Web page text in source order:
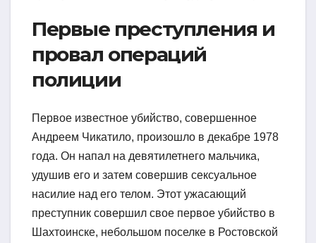
Первые преступления и
провал операций
полиции
Первое известное убийство, совершенное
Андреем Чикатило, произошло в декабре 1978
года. Он напал на девятилетнего мальчика,
удушив его и затем совершив сексуальное
насилие над его телом. Этот ужасающий
преступник совершил свое первое убийство в
Шахтоинске, небольшом поселке в Ростовской